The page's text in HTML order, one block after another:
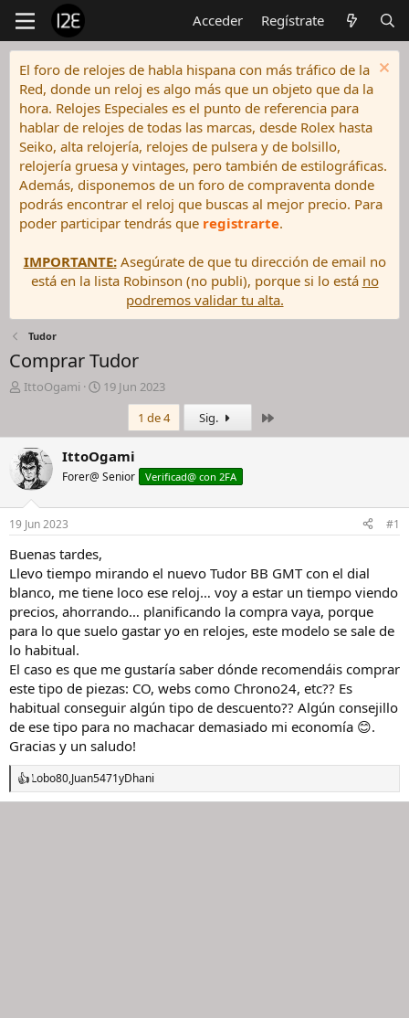
Acceder Regístrate
El foro de relojes de habla hispana con más tráfico de la
Red, donde un reloj es algo más que un objeto que da la
hora. Relojes Especiales es el punto de referencia para
hablar de relojes de todas las marcas, desde Rolex hasta
Seiko, alta relojería, relojes de pulsera y de bolsillo,
relojería gruesa y vintages, pero también de estilográficas.
Además, disponemos de un foro de compraventa donde
podrás encontrar el reloj que buscas al mejor precio. Para
poder participar tendrás que registrarte.
IMPORTANTE:Asegúrate de que tu dirección de email no
está en la lista Robinson (no publi), porque si lo está no
podremos validar tu alta.
Tudor
Comprar Tudor
I
c
i
a
d
o
r
d
e
h
i
l
o
IttoOgami
F
h
a
d
e
i
o
19 Jun 2023
1 de 4
Sig.
IttoOgami
Forer@ Senior Verificad@ con 2FA
19 Jun 2023 #1
Buenas tardes,
Llevo tiempo mirando el nuevo Tudor BB GMT con el dial
blanco, me tiene loco ese reloj… voy a estar un tiempo viendo
precios, ahorrando… planificando la compra vaya, porque
para lo que suelo gastar yo en relojes, este modelo se sale de
lo habitual.
El caso es que me gustaría saber dónde recomendáis comprar
este tipo de piezas: CO, webs como Chrono24, etc?? Es
habitual conseguir algún tipo de descuento?? Algún consejillo
de ese tipo para no machacar demasiado mi economía 😊.
Gracias y un saludo!
R
e
Lobo80,Juan5471yDhani